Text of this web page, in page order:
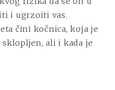
i ugrzoiti vas.
čini kočnica, koja je
ali i kada je